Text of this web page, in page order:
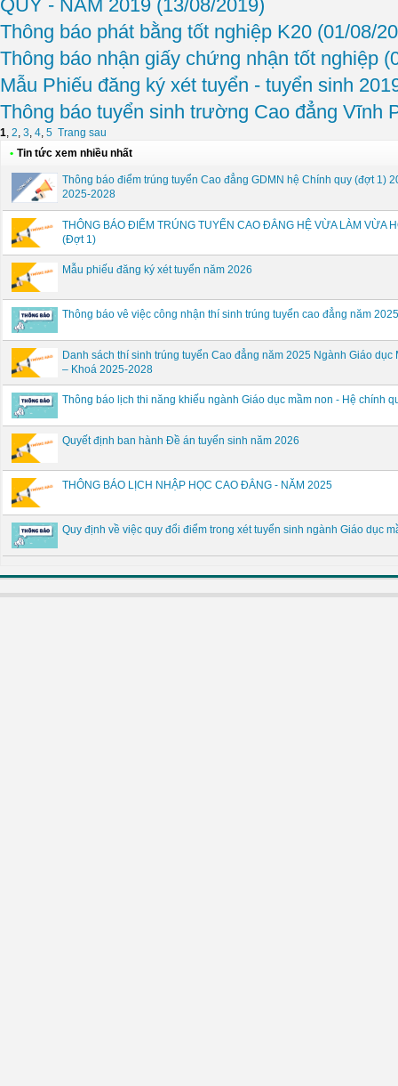
QUY - NĂM 2019 (13/08/2019)
Thông báo phát bằng tốt nghiệp K20 (01/08/
Thông báo nhận giấy chứng nhận tốt nghiệp
Mẫu Phiếu đăng ký xét tuyển - tuyển sinh
Thông báo tuyển sinh trường Cao đẳng Vĩnh
1 2 3 4 5 Trang sau
• Tin tức xem nhiều nhất
Thông báo điểm trúng tuyển Cao đẳng GDMN hệ Chính quy (đợt 1)
2025-2028
THÔNG BÁO ĐIỂM TRÚNG TUYỂN CAO ĐẲNG HỆ VỪA LÀM VỪA
(Đợt 1)
Mẫu phiếu đăng ký xét tuyển năm 2026
Thông báo vê việc công nhận thí sinh trúng tuyển cao đẳng năm
Danh sách thí sinh trúng tuyển Cao đẳng năm 2025 Ngành Giáo
– Khoá 2025-2028
Thông báo lịch thi năng khiếu ngành Giáo dục mầm non - Hệ chính
Quyết định ban hành Đề án tuyển sinh năm 2026
THÔNG BÁO LỊCH NHẬP HỌC CAO ĐẲNG - NĂM 2025
Quy định về việc quy đổi điểm trong xét tuyển sinh ngành Giáo dục